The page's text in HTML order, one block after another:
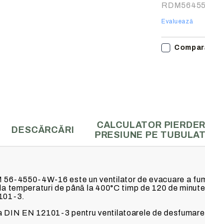
Evaluează
DESCĂRCĂRI
CALCULATOR
PRESIUNE PE
4550-4W-16 este un ventilator de evacuare a
temperaturi de până la 400°C timp de 120 de
3.
EN 12101-3 pentru ventilatoarele de